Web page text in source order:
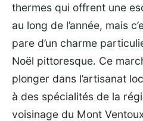
thermes qui offrent une
au long de l’année, mais
pare d’un charme
Noël pittoresque. Ce
plonger dans l’artisanat
à des spécialités de la
voisinage du Mont